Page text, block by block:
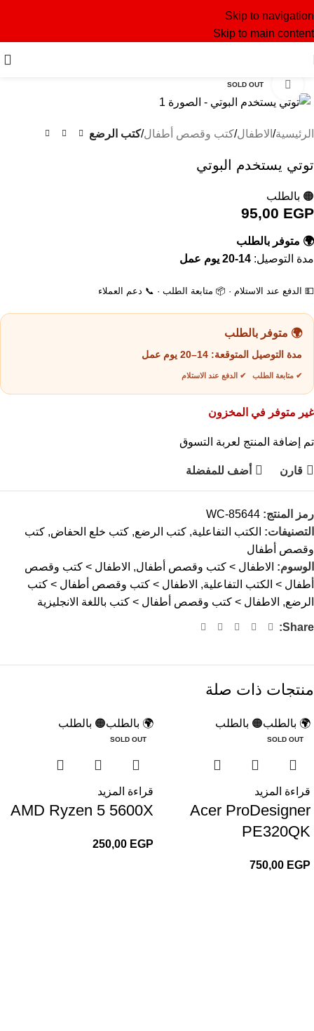
Skip to navigation
Skip to main content
SOLD OUT
Click to enlarge
الرئيسية الاطفال كتب وقصص أطفال كتب الرضع
توتي يستخدم البوتي
🟠 بالطلب
95,00 EGP
🌍 متوفر بالطلب
مدة التوصيل: 14-20 يوم عمل
💵 الدفع عند الاستلام · 📦 متابعة الطلب · 📞 دعم العملاء
🌍 متوفر بالطلب
مدة التوصيل المتوقعة: 14–20 يوم عمل
✔ متابعة الطلب ✔ الدفع عند الاستلام
غير متوفر في المخزون
تم إضافة المنتج لعربة التسوق
قارن أضف للمفضلة
رمز المنتج: WC-85644
التصنيفات: الكتب التفاعلية, كتب الرضع, كتب خلع الحفاض, كتب
وقصص أطفال
الوسوم: الاطفال > كتب وقصص أطفال, الاطفال > كتب وقصص
أطفال > الكتب التفاعلية, الاطفال > كتب وقصص أطفال > كتب
الرضع, الاطفال > كتب وقصص أطفال > كتب باللغة الانجليزية
Share:
منتجات ذات صلة
🌍 بالطلب🟠 بالطلب
SOLD OUT
قراءة المزيد
Acer ProDesigner
PE320QK
750,00 EGP
🌍 بالطلب🟠 بالطلب
SOLD OUT
قراءة المزيد
AMD Ryzen 5 5600X
250,00 EGP